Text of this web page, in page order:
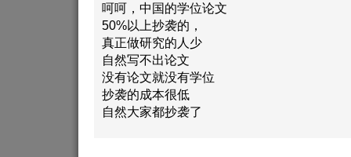
呵呵，中国的学位论文
50%以上抄袭的，
真正做研究的人少
自然写不出论文
没有论文就没有学位
抄袭的成本很低
自然大家都抄袭了